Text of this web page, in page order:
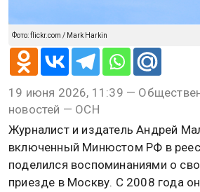
Фото: flickr.com / Mark Harkin
19 июня 2026, 11:39 —
новостей — ОСН
Журналист и издатель Андрей
включенный Минюстом РФ в
поделился воспоминаниями о
приезде в Москву. С 2008 года